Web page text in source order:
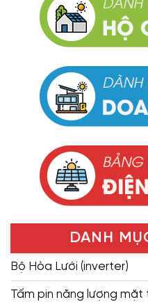
DANH
Bộ Hòa Lưới (inverter)
Tấm pin năng lượng mặt